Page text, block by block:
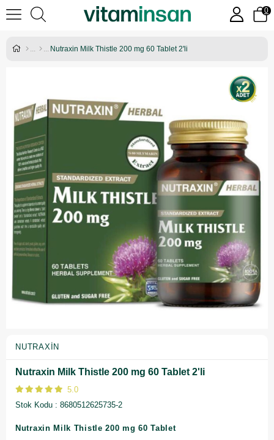
0
Nutraxin Milk Thistle 200 mg 60 Tablet 2'li
NUTRAXIN
Nutraxin Milk Thistle 200 mg 60 Tablet 2'li
5.0
Stok Kodu
8680512625735-2
Nutraxin Milk Thistle 200 mg 60 Tablet